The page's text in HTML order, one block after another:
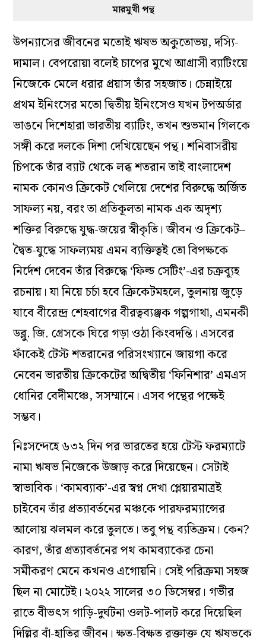
মারমুখী পন্থ
উপন্যাসের জীবনের মতোই ঋষভ অকুতোভয়, দস্যি-
দামাল। বেপরোয়া বলেই চাপের মুখে আগ্রাসী ব্যাটিংয়ে
নিজেকে মেলে ধরার প্রয়াস তাঁর সহজাত। চেন্নাইয়ে
প্রথম ইনিংসের মতো দ্বিতীয় ইনিংসেও যখন টপঅর্ডার
ভাঙনে দিশেহারা ভারতীয় ব্যাটিং, তখন শুভমান গিলকে
সঙ্গী করে দলকে দিশা দেখিয়েছেন পন্থ। শনিবাসরীয়
চিপকে তাঁর ব্যাট থেকে লব্ধ শতরান তাই বাংলাদেশ
নামক কোনও ক্রিকেট খেলিয়ে দেশের বিরুদ্ধে অর্জিত
সাফল্য নয়, বরং তা প্রতিকূলতা নামক এক অদৃশ্য
শক্তির বিরুদ্ধে যুদ্ধ-জয়ের স্বীকৃতি। জীবন ও ক্রিকেট–
দ্বৈত-যুদ্ধে সাফল্যময় এমন ব্যক্তিত্বই তো বিপক্ষকে
নির্দেশ দেবেন তাঁর বিরুদ্ধে ‘ফিল্ড সেটিং’-এর চক্রব্যূহ
রচনায়। যা নিয়ে চর্চা হবে ক্রিকেটমহলে, তুলনায় জুড়ে
যাবে বীরেন্দ্র শেহবাগের বীরত্বব্যঞ্জক গল্পগাথা, এমনকী
ডব্লু. জি. গ্রেসকে ঘিরে গড়া ওঠা কিংবদন্তি। এসবের
ফাঁকেই টেস্ট শতরানের পরিসংখ্যানে জায়গা করে
নেবেন ভারতীয় ক্রিকেটের অদ্বিতীয় ‘ফিনিশার’ এমএস
ধোনির বেদীমঞ্চে, সসম্মানে। এসব পন্থের পক্ষেই
সম্ভব।
নিঃসন্দেহে ৬৩২ দিন পর ভারতের হয়ে টেস্ট ফরম্যাটে
নামা ঋষভ নিজেকে উজাড় করে দিয়েছেন। সেটাই
স্বাভাবিক। ‘কামব্যাক’-এর স্বপ্ন দেখা প্লেয়ারমাত্রই
চাইবেন তাঁর প্রত্যাবর্তনের মঞ্চকে পারফরম্যান্সের
আলোয় ঝলমল করে তুলতে। তবু পন্থ ব্যতিক্রম। কেন?
কারণ, তাঁর প্রত্যাবর্তনের পথ কামব্যাকের চেনা
সমীকরণ মেনে কখনও এগোয়নি। সেই পরিক্রমা সহজ
ছিল না মোটেই। ২০২২ সালের ৩০ ডিসেম্বর। গভীর
রাতে বীভৎস গাড়ি-দুর্ঘটনা ওলট-পালট করে দিয়েছিল
দিল্লির বাঁ-হাতির জীবন। ক্ষত-বিক্ষত রক্তাক্ত যে ঋষভকে